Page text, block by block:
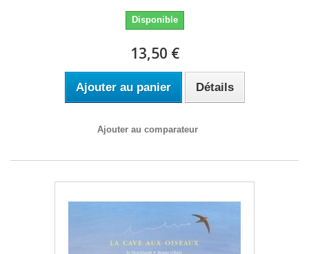
Disponible
13,50 €
Ajouter au panier Détails
Ajouter au comparateur